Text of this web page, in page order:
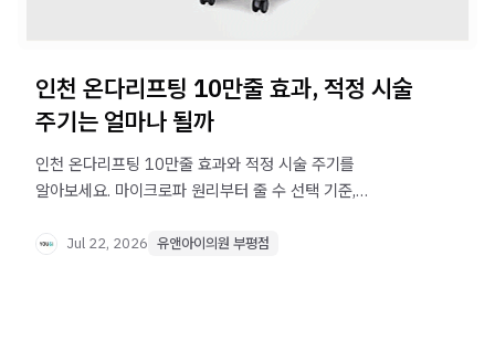
인천 온다리프팅 10만줄 효과, 적정 시술
주기는 얼마나 될까
인천 온다리프팅 10만줄 효과와 적정 시술 주기를
알아보세요. 마이크로파 원리부터 줄 수 선택 기준,
Jul 22, 2026 유앤아이의원 부평점